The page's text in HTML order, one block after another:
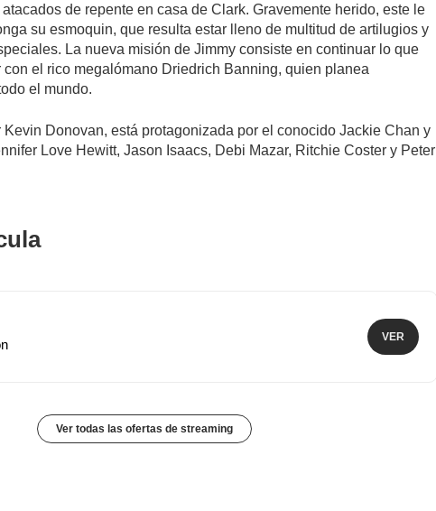
de repente en casa de Clark. Gravemente herido, este le
su esmoquin, que resulta estar lleno de multitud de artilugios y
La nueva misión de Jimmy consiste en continuar lo que
el rico megalómano Driedrich Banning, quien planea
el mundo.
Kevin Donovan, está protagonizada por el conocido Jackie Chan y
Love Hewitt, Jason Isaacs, Debi Mazar, Ritchie Coster y Peter
VER
Ver todas las ofertas de streaming